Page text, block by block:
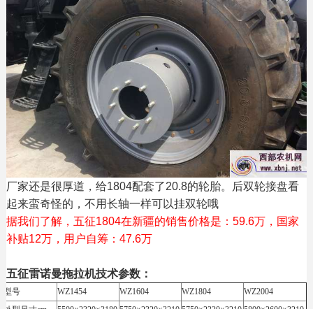
厂家还是很厚道，给1804配套了20.8的轮胎。后双轮接盘看
起来蛮奇怪的，不用长轴一样可以挂双轮哦
据我们了解，五征1804在新疆的销售价格是：59.6万，国家
补贴12万，用户自筹：47.6万
五征雷诺曼拖拉机技术参数：
型号 WZ1454 WZ1604 WZ1804
WZ2004